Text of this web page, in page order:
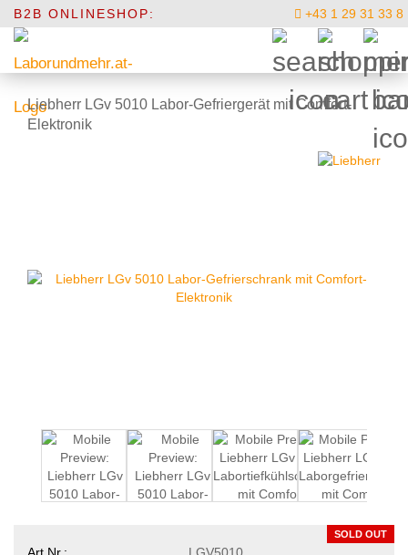
B2B ONLINESHOP: +43 1 29 31 33 8
Liebherr LGv 5010 Labor-Gefriergerät mit Comfort-
Elektronik
SOLD OUT
Art.Nr.:
LGV5010